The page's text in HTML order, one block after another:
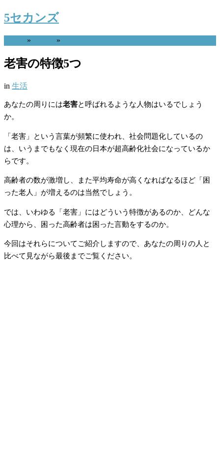
5セカンズ
» »
老害の特徴5つ
in 生活
あなたの周りには老害と呼ばれるような人物はいるでしょう
か。
「老害」という言葉が頻繁に使われ、社会問題化しているの
は、いうまでもなく現在の日本が超高齢化社会になっているか
らです。
高齢者の数が激増し、また平均寿命が高くなればなるほど「困
った老人」が増えるのは当然でしょう。
では、いわゆる「老害」にはどういう特徴があるのか、どんな
心理から、困った高齢者は困った言動をするのか。
今回はそれらについてご紹介しますので、あなたの周りの人と
比べて見ながら最後までご覧ください。